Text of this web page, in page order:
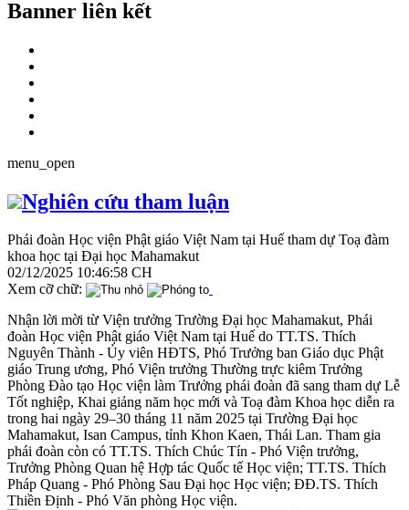
Banner liên kết
menu_open
Nghiên cứu tham luận
Phái đoàn Học viện Phật giáo Việt Nam tại Huế tham dự Toạ đàm
khoa học tại Đại học Mahamakut
02/12/2025 10:46:58 CH
Xem cỡ chữ:
Nhận lời mời từ Viện trưởng Trường Đại học Mahamakut, Phái
đoàn Học viện Phật giáo Việt Nam tại Huế do TT.TS. Thích
Nguyên Thành - Ủy viên HĐTS, Phó Trưởng ban Giáo dục Phật
giáo Trung ương, Phó Viện trưởng Thường trực kiêm Trưởng
Phòng Đào tạo Học viện làm Trưởng phái đoàn đã sang tham dự Lễ
Tốt nghiệp, Khai giảng năm học mới và Toạ đàm Khoa học diễn ra
trong hai ngày 29–30 tháng 11 năm 2025 tại Trường Đại học
Mahamakut, Isan Campus, tỉnh Khon Kaen, Thái Lan. Tham gia
phái đoàn còn có TT.TS. Thích Chúc Tín - Phó Viện trưởng,
Trưởng Phòng Quan hệ Hợp tác Quốc tế Học viện; TT.TS. Thích
Pháp Quang - Phó Phòng Sau Đại học Học viện; ĐĐ.TS. Thích
Thiền Định - Phó Văn phòng Học viện.